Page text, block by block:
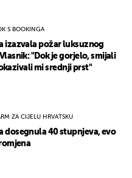
S BOOKINGA
izazvala požar luksuznog
"Dok je gorjelo, smijali
mi srednji prst"
ZA CIJELU HRVATSKU
dosegnula 40 stupnjeva, evo